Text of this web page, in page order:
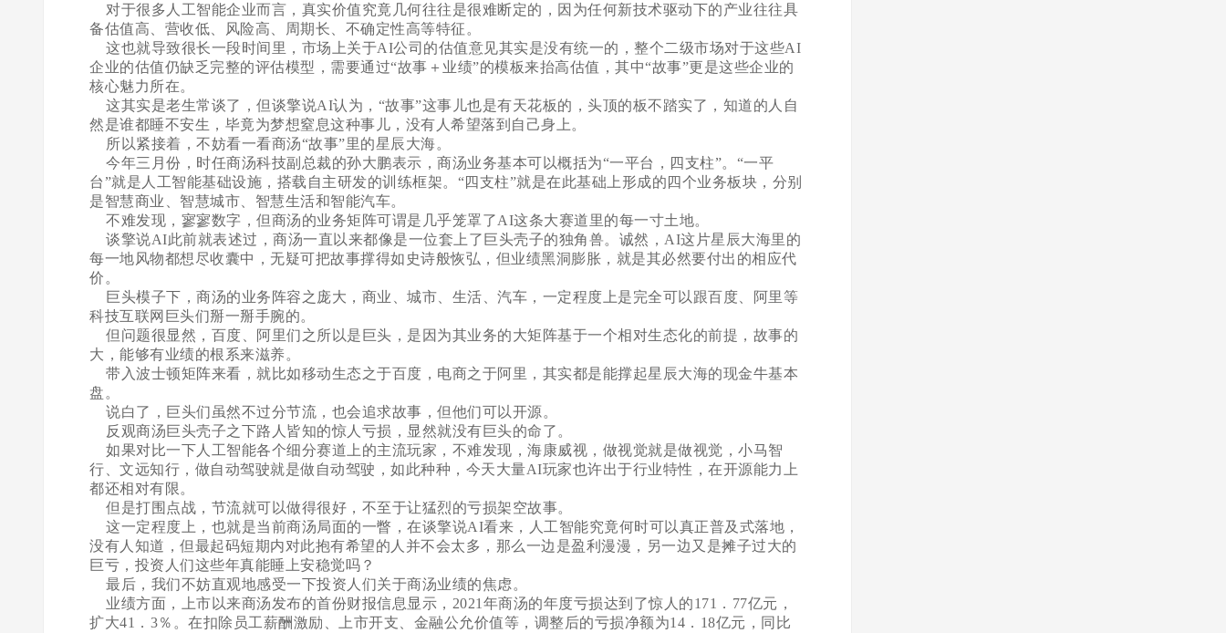
对于很多人工智能企业而言，真实价值究竟几何往往是很难断定的，因为任何新技术驱动下的产业往往具
备估值高、营收低、风险高、周期长、不确定性高等特征。
这也就导致很长一段时间里，市场上关于AI公司的估值意见其实是没有统一的，整个二级市场对于这些AI
企业的估值仍缺乏完整的评估模型，需要通过“故事＋业绩”的模板来抬高估值，其中“故事”更是这些企业的
核心魅力所在。
这其实是老生常谈了，但谈擎说AI认为，“故事”这事儿也是有天花板的，头顶的板不踏实了，知道的人自
然是谁都睡不安生，毕竟为梦想窒息这种事儿，没有人希望落到自己身上。
所以紧接着，不妨看一看商汤“故事”里的星辰大海。
今年三月份，时任商汤科技副总裁的孙大鹏表示，商汤业务基本可以概括为“一平台，四支柱”。“一平
台”就是人工智能基础设施，搭载自主研发的训练框架。“四支柱”就是在此基础上形成的四个业务板块，分别
是智慧商业、智慧城市、智慧生活和智能汽车。
不难发现，寥寥数字，但商汤的业务矩阵可谓是几乎笼罩了AI这条大赛道里的每一寸土地。
谈擎说AI此前就表述过，商汤一直以来都像是一位套上了巨头壳子的独角兽。诚然，AI这片星辰大海里的
每一地风物都想尽收囊中，无疑可把故事撑得如史诗般恢弘，但业绩黑洞膨胀，就是其必然要付出的相应代
价。
巨头模子下，商汤的业务阵容之庞大，商业、城市、生活、汽车，一定程度上是完全可以跟百度、阿里等
科技互联网巨头们掰一掰手腕的。
但问题很显然，百度、阿里们之所以是巨头，是因为其业务的大矩阵基于一个相对生态化的前提，故事的
大，能够有业绩的根系来滋养。
带入波士顿矩阵来看，就比如移动生态之于百度，电商之于阿里，其实都是能撑起星辰大海的现金牛基本
盘。
说白了，巨头们虽然不过分节流，也会追求故事，但他们可以开源。
反观商汤巨头壳子之下路人皆知的惊人亏损，显然就没有巨头的命了。
如果对比一下人工智能各个细分赛道上的主流玩家，不难发现，海康威视，做视觉就是做视觉，小马智
行、文远知行，做自动驾驶就是做自动驾驶，如此种种，今天大量AI玩家也许出于行业特性，在开源能力上
都还相对有限。
但是打围点战，节流就可以做得很好，不至于让猛烈的亏损架空故事。
这一定程度上，也就是当前商汤局面的一瞥，在谈擎说AI看来，人工智能究竟何时可以真正普及式落地，
没有人知道，但最起码短期内对此抱有希望的人并不会太多，那么一边是盈利漫漫，另一边又是摊子过大的
巨亏，投资人们这些年真能睡上安稳觉吗？
最后，我们不妨直观地感受一下投资人们关于商汤业绩的焦虑。
业绩方面，上市以来商汤发布的首份财报信息显示，2021年商汤的年度亏损达到了惊人的171．77亿元，
扩大41．3％。在扣除员工薪酬激励、上市开支、金融公允价值等，调整后的亏损净额为14．18亿元，同比